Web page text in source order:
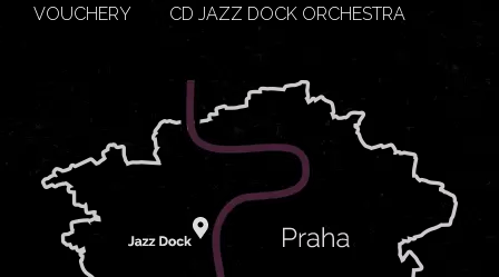
VOUCHERY
CD JAZZ DOCK ORCHESTRA